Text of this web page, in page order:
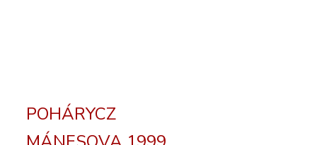
POHÁRYCZ